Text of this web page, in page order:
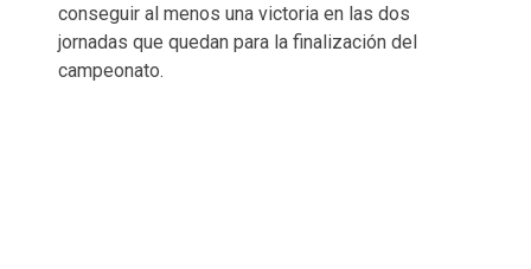
conseguir al menos una victoria en las dos
jornadas que quedan para la finalización del
campeonato.